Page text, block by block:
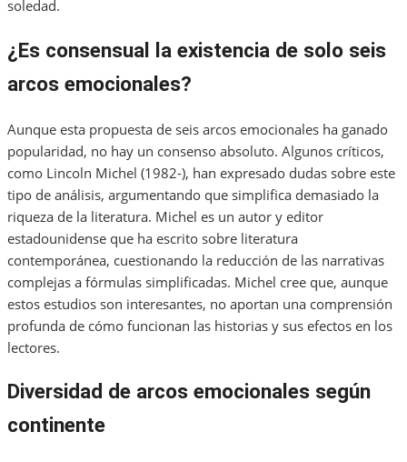
soledad.
¿Es consensual la existencia de solo seis
arcos emocionales?
Aunque esta propuesta de seis arcos emocionales ha ganado
popularidad, no hay un consenso absoluto. Algunos críticos,
como Lincoln Michel (1982-), han expresado dudas sobre este
tipo de análisis, argumentando que simplifica demasiado la
riqueza de la literatura. Michel es un autor y editor
estadounidense que ha escrito sobre literatura
contemporánea, cuestionando la reducción de las narrativas
complejas a fórmulas simplificadas. Michel cree que, aunque
estos estudios son interesantes, no aportan una comprensión
profunda de cómo funcionan las historias y sus efectos en los
lectores.
Diversidad de arcos emocionales según
continente